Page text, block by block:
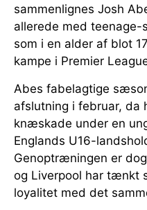
sammenlignes Josh
allerede med teenage-
som i en alder af blot
kampe i Premier
Abes fabelagtige
afslutning i februar, da
knæskade under en
Englands U16-
Genoptræningen er
og Liverpool har tænkt
loyalitet med det